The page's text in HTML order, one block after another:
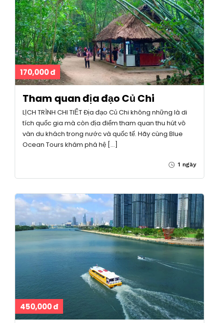
170,000 đ
Tham quan địa đạo Củ Chi
LỊCH TRÌNH CHI TIẾT Địa đạo Củ Chi không những là di
tích quốc gia mà còn địa điểm tham quan thu hút vô
vàn du khách trong nước và quốc tế. Hãy cùng Blue
Ocean Tours khám phá hệ […]
1 ngày
450,000 đ